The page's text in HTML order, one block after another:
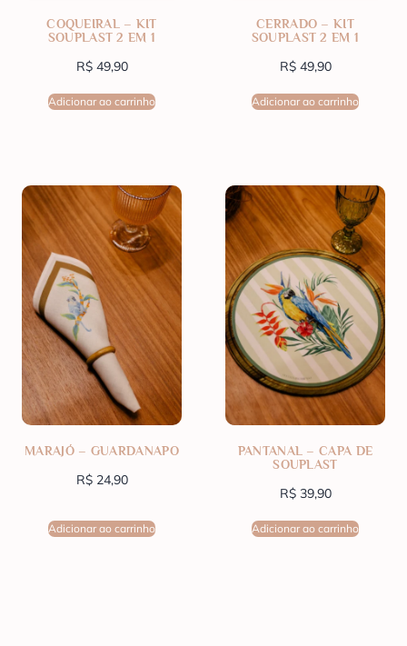
COQUEIRAL – KIT
SOUPLAST 2 EM 1
R$49,90
Adicionar ao carrinho
CERRADO – KIT
SOUPLAST 2 EM 1
R$49,90
Adicionar ao carrinho
MARAJÓ – GUARDANAPO
R$24,90
Adicionar ao carrinho
PANTANAL – CAPA DE
SOUPLAST
R$39,90
Adicionar ao carrinho